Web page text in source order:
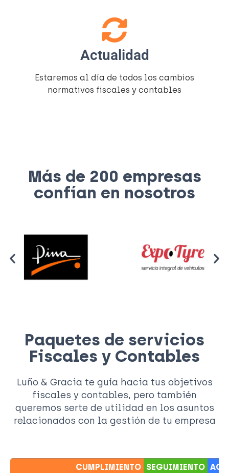
Actualidad
Estaremos al día de todos los cambios
normativos fiscales y contables
Más de 200 empresas
confían en nosotros
Paquetes de servicios
Fiscales y Contables
Luño & Gracia te guía hacia tus objetivos
fiscales y contables, pero también
queremos serte de utilidad en los asuntos
relacionados con la gestión de tu empresa
CUMPLIMIENTO SEGUIMIENTO